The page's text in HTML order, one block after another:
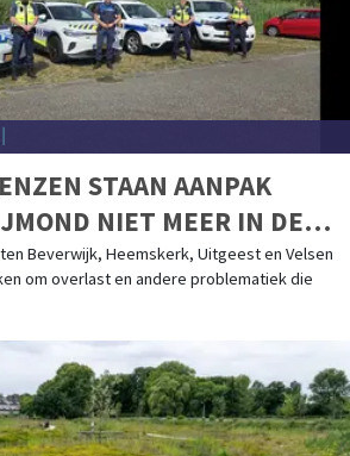
STAAN AANPAK
NIET MEER IN DE
Beverwijk, Heemskerk, Uitgeest en Velsen
om overlast en andere problematiek die